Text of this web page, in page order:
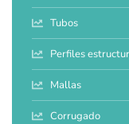
Tubos
Perfiles
Mallas
Corrugado